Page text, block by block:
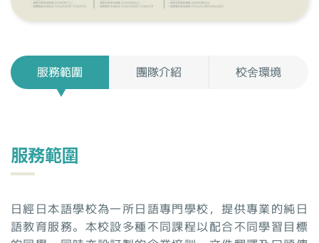
服務範圍 團隊介紹 校舍環境
服務範圍
日經日本語學校為一所日語專門學校，提供專業的純日
語教育服務。本校設多種不同課程以配合不同學習目標